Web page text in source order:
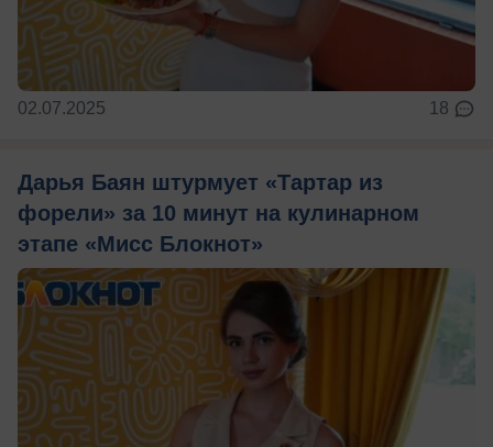
02.07.2025 18
Дарья Баян штурмует «Тартар из
форели» за 10 минут на кулинарном
этапе «Мисс Блокнот»